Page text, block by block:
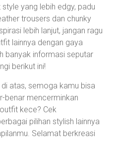
yang lebih edgy, padu
trousers dan chunky
lebih lanjut, jangan ragu
lainnya dengan gaya
banyak informasi seputar
berikut ini!
atas, semoga kamu bisa
benar mencerminkan
kece? Cek
pilihan stylish lainnya
Selamat berkreasi